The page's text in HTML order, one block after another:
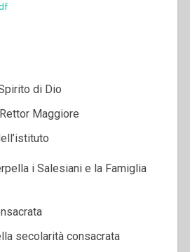
di Dio
Maggiore
i Salesiani e la Famiglia
secolarità consacrata